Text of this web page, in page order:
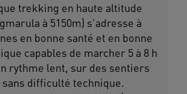
trekking en haute altitude
à 5150m) s'adresse à
en bonne santé et en bonne
capables de marcher 5 à 8 h
rythme lent, sur des sentiers
difficulté technique.